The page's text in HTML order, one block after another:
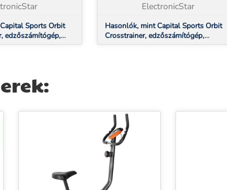
nagyobb i...
Sports Orbit
edzőszámítógép,
is, hogy minden nagyobb i...
ElectronicStar
Hasonlók, mint Capital Sports Orbit
Crosstrainer, edzőszámítógép,
szíjmeghajtás, acélkeret